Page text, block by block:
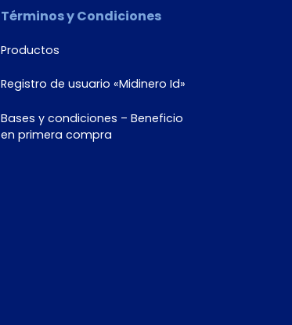
Términos y Condiciones
Productos
Registro de usuario «Midinero Id»
Bases y condiciones – Beneficio
en primera compra